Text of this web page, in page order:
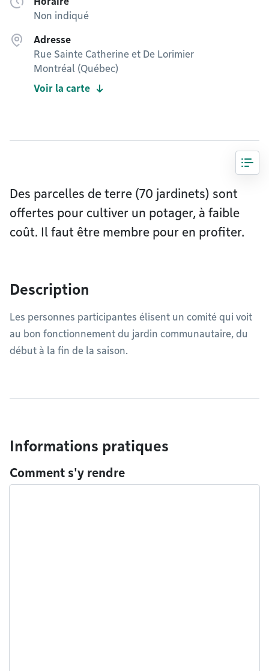
Non indiqué
Adresse
Rue Sainte Catherine et De Lorimier
Montréal (Québec)
Voir la carte
Des parcelles de terre (70 jardinets) sont
offertes pour cultiver un potager, à faible
coût. Il faut être membre pour en profiter.
Description
Les personnes participantes élisent un comité qui voit
au bon fonctionnement du jardin communautaire, du
début à la fin de la saison.
Informations pratiques
Comment s'y rendre